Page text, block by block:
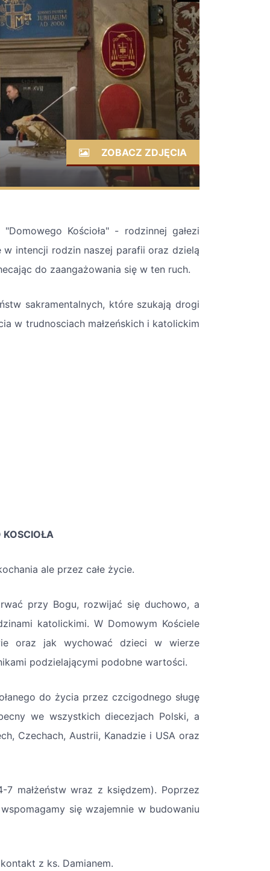
ZOBACZ ZDJĘCIA
Kościoła" - rodzinnej gałezi
w intencji rodzin naszej parafii oraz dzielą
do zaangażowania się w ten ruch.
sakramentalnych, które szukają drogi
w trudnosciach małzeńskich i katolickim
ale przez całe życie.
przy Bogu, rozwijać się duchowo, a
katolickimi. W Domowym Kościele
oraz jak wychować dzieci w wierze
podzielającymi podobne wartości.
do życia przez czcigodnego sługę
we wszystkich diecezjach Polski, a
Czechach, Austrii, Kanadzie i USA oraz
małżeństw wraz z księdzem). Poprzez
się wzajemnie w budowaniu
z ks. Damianem.